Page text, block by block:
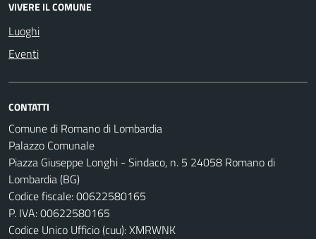
VIVERE IL COMUNE
Luoghi
Eventi
CONTATTI
Comune di Romano di Lombardia
Palazzo Comunale
Piazza Giuseppe Longhi - Sindaco, n. 5 24058 Romano di
Lombardia (BG)
Codice fiscale: 00622580165
P. IVA: 00622580165
Codice Unico Ufficio (cuu): XMRWNK